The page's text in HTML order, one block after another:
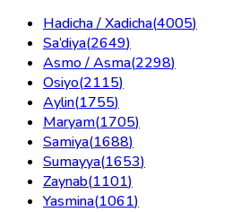
Hadicha / Xadicha(4005)
Sa’diya(2649)
Asmo / Asma(2298)
Osiyo(2115)
Aylin(1755)
Maryam(1705)
Samiya(1688)
Sumayya(1653)
Zaynab(1101)
Yasmina(1061)